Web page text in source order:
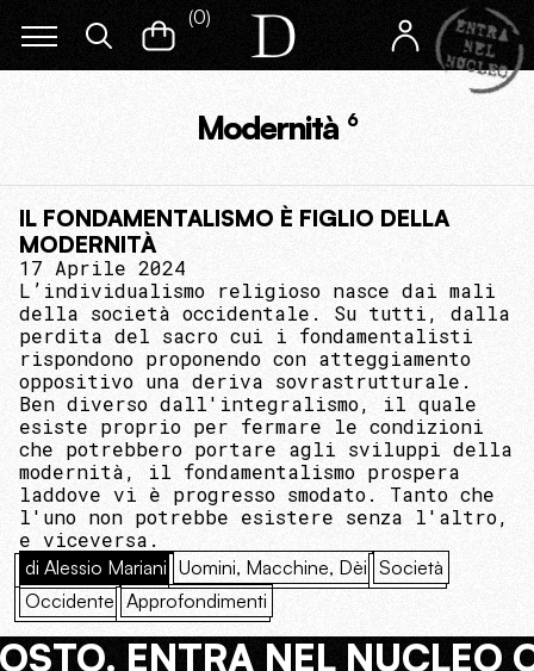
(0)
Modernità 6
IL FONDAMENTALISMO È FIGLIO DELLA
MODERNITÀ
17 Aprile 2024
L’individualismo religioso nasce dai mali
della società occidentale. Su tutti, dalla
perdita del sacro cui i fondamentalisti
rispondono proponendo con atteggiamento
oppositivo una deriva sovrastrutturale.
Ben diverso dall'integralismo, il quale
esiste proprio per fermare le condizioni
che potrebbero portare agli sviluppi della
modernità, il fondamentalismo prospera
laddove vi è progresso smodato. Tanto che
l'uno non potrebbe esistere senza l'altro,
e viceversa.
di Alessio Mariani Uomini, Macchine, Dèi Società
Occidente Approfondimenti
ENTRA NEL NUCLEO